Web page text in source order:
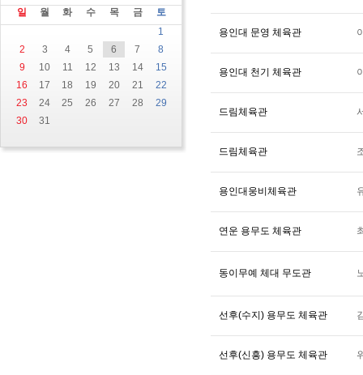
일 월 화 수 목 금
토
1
2
3 4 5 6 7
8
9
10 11 12 13 14
15
16
17 18 19 20 21
22
23
24 25 26 27 28
29
30
31
용인대 문영 체육관
용인대 천기 체육관
드림체육관
드림체육관
용인대웅비체육관
연운 용무도 체육관
동이무예 체대 무도관
선후(수지) 용무도 체육관
선후(신흥) 용무도 체육관